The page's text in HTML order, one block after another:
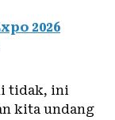
2026
tidak, ini
kita undang